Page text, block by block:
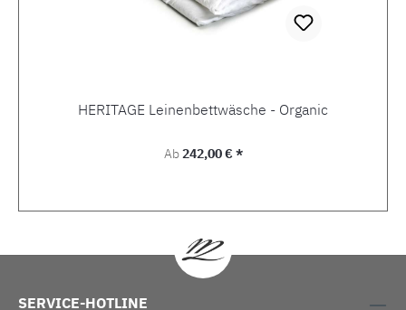
HERITAGE Leinenbettwäsche - Organic
Regulärer Preis:
Ab242,00 € *
SERVICE-HOTLINE